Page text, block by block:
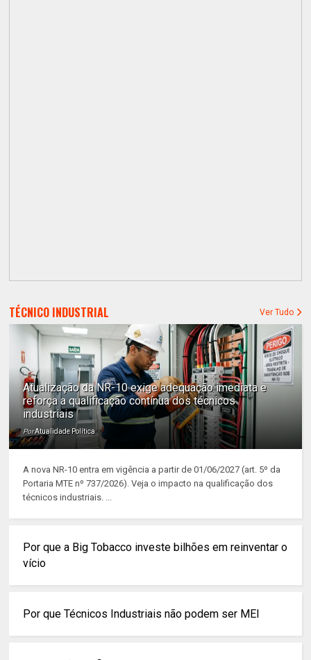
TÉCNICO INDUSTRIAL Ver Tudo
Atualização da NR-10 exige adequação imediata e
reforça a qualificação contínua dos técnicos
industriais
PorAtualidade Política
A nova NR-10 entra em vigência a partir de 01/06/2027 (art. 5º da
Portaria MTE nº 737/2026). Veja o impacto na qualificação dos
técnicos industriais. ...
Por que a Big Tobacco investe bilhões em reinventar o
vício
Por que Técnicos Industriais não podem ser MEI